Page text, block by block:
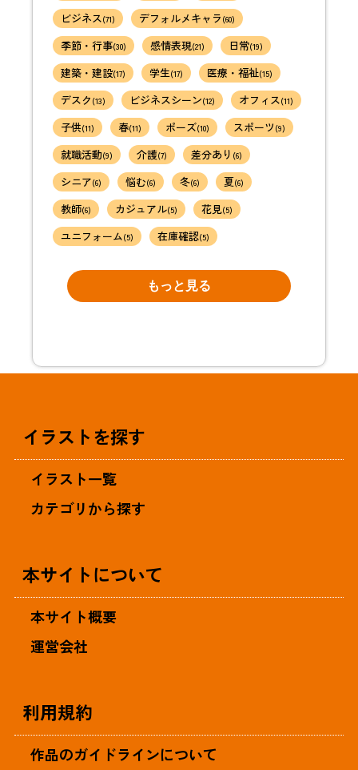
ビジネス(71) デフォルメキャラ (60)
季節・行事(30) 感情表現(21) 日常(19)
建築・建設(17) 学生(17) 医療・福祉(15)
デスク (13) ビジネスシーン(12) オフィス(11)
子供(11) 春(11) ポーズ(10) スポーツ (9)
就職活動(9) 介護(7) 差分あり (6)
シニア(6) 悩む(6) 冬(6) 夏(6)
教師(6) カジュアル(5) 花見(5)
ユニフォーム(5) 在庫確認(5)
もっと見る
イラストを探す
イラスト一覧
カテゴリから探す
本サイトについて
本サイト概要
運営会社
利用規約
作品のガイドラインについて